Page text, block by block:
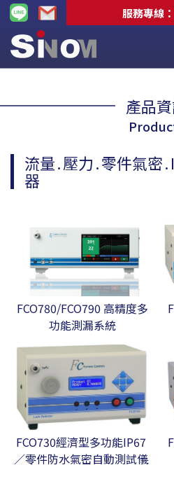
服務專線：
產品
流量․壓力․零件氣密
器
FCO780/FCO790 高精度多
功能測漏系統
FCO730經濟型多功能IP67
／零件防水氣密自動測試儀